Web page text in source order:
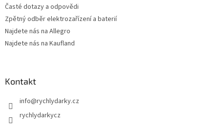
Časté dotazy a odpovědi
Zpětný odběr elektrozařízení a baterií
Najdete nás na Allegro
Najdete nás na Kaufland
Kontakt
info@rychlydarky.cz
rychlydarkycz